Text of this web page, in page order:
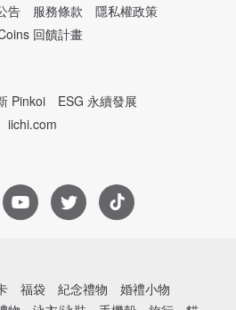
告 服務條款
隱私權政策
回饋計畫
Pinkoi
ESG 永續發展
iichi.com
福袋 紀念禮物
婚禮小物